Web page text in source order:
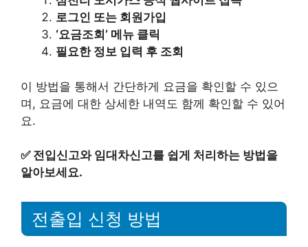
로그인 또는 회원가입
‘요금조회’ 메뉴 클릭
필요한 정보 입력 후 조회
이 방법을 통해서 간단하게 요금을 확인할 수 있으
며, 요금에 대한 상세한 내역도 함께 확인할 수 있어
요.
✅ 전입신고와 임대차신고를 쉽게 처리하는 방법을
알아보세요.
전출입 신청 방법